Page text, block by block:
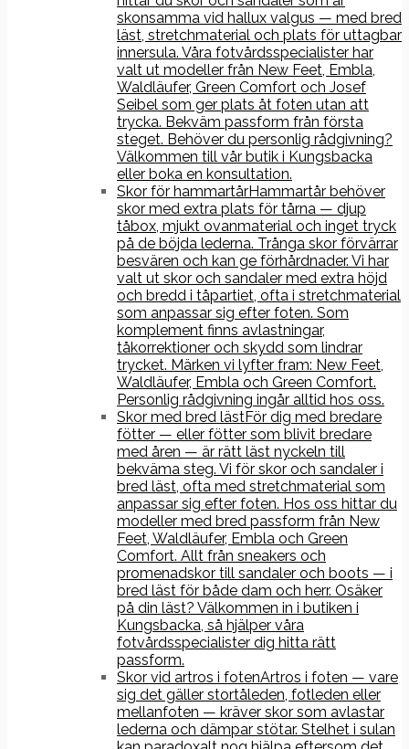
skonsamma vid hallux valgus — med bred
läst, stretchmaterial och plats för uttagbar
innersula. Våra fotvårdsspecialister har
valt ut modeller från New Feet, Embla,
Waldläufer, Green Comfort och Josef
Seibel som ger plats åt foten utan att
trycka. Bekväm passform från första
steget. Behöver du personlig rådgivning?
Välkommen till vår butik i Kungsbacka
eller boka en konsultation.
Skor för hammartårHammartår behöver
skor med extra plats för tårna — djup
tåbox, mjukt ovanmaterial och inget tryck
på de böjda lederna. Trånga skor förvärrar
besvären och kan ge förhårdnader. Vi har
valt ut skor och sandaler med extra höjd
och bredd i tåpartiet, ofta i stretchmaterial
som anpassar sig efter foten. Som
komplement finns avlastningar,
tåkorrektioner och skydd som lindrar
trycket. Märken vi lyfter fram: New Feet,
Waldläufer, Embla och Green Comfort.
Personlig rådgivning ingår alltid hos oss.
Skor med bred lästFör dig med bredare
fötter — eller fötter som blivit bredare
med åren — är rätt läst nyckeln till
bekväma steg. Vi för skor och sandaler i
bred läst, ofta med stretchmaterial som
anpassar sig efter foten. Hos oss hittar du
modeller med bred passform från New
Feet, Waldläufer, Embla och Green
Comfort. Allt från sneakers och
promenadskor till sandaler och boots — i
bred läst för både dam och herr. Osäker
på din läst? Välkommen in i butiken i
Kungsbacka, så hjälper våra
fotvårdsspecialister dig hitta rätt
passform.
Skor vid artros i fotenArtros i foten — vare
sig det gäller stortåleden, fotleden eller
mellanfoten — kräver skor som avlastar
lederna och dämpar stötar. Stelhet i sulan